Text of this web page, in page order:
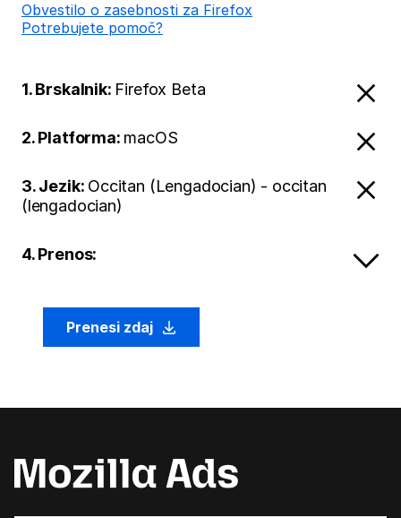
Obvestilo o zasebnosti za Firefox
Potrebujete pomoč?
1. Brskalnik: Firefox Beta
2. Platforma: macOS
3. Jezik: Occitan (Lengadocian) - occitan
(lengadocian)
4. Prenos:
Prenesi zdaj